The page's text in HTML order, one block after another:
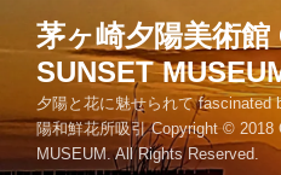
ツ
へ
茅ヶ崎夕陽美術館
SUNSET
夕陽と花に魅せられて fascinated
陽和鮮花所吸引 Copyright © 2018
MUSEUM. All Rights Reserved.